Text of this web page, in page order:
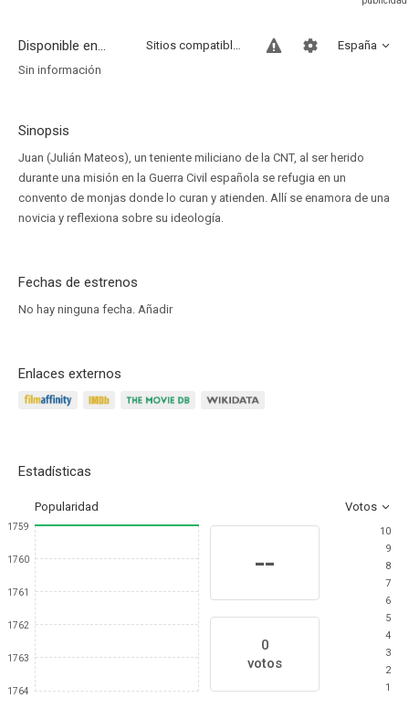
Disponible en... España
Sitios compatibles
Sin información
Sinopsis
Juan (Julián Mateos), un teniente miliciano de la CNT, al ser herido
durante una misión en la Guerra Civil española se refugia en un
convento de monjas donde lo curan y atienden. Allí se enamora de una
novicia y reflexiona sobre su ideología.
Fechas de estrenos
No hay ninguna fecha. Añadir
Enlaces externos
Estadísticas
Popularidad Votos
1759
1760
1761
1762
1763
1764
--
0
votos
10
9
8
7
6
5
4
3
2
1